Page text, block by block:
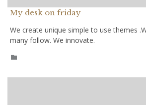
My desk on friday
We create unique simple to use themes
many follow. We innovate.
